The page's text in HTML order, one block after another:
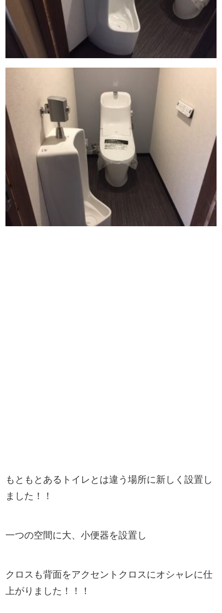
もともとあるトイレとは違う場所に新しく設置し
ました！！
一つの空間に大、小便器を設置し
クロスも背面をアクセントクロスにオシャレに仕
上がりました！！！